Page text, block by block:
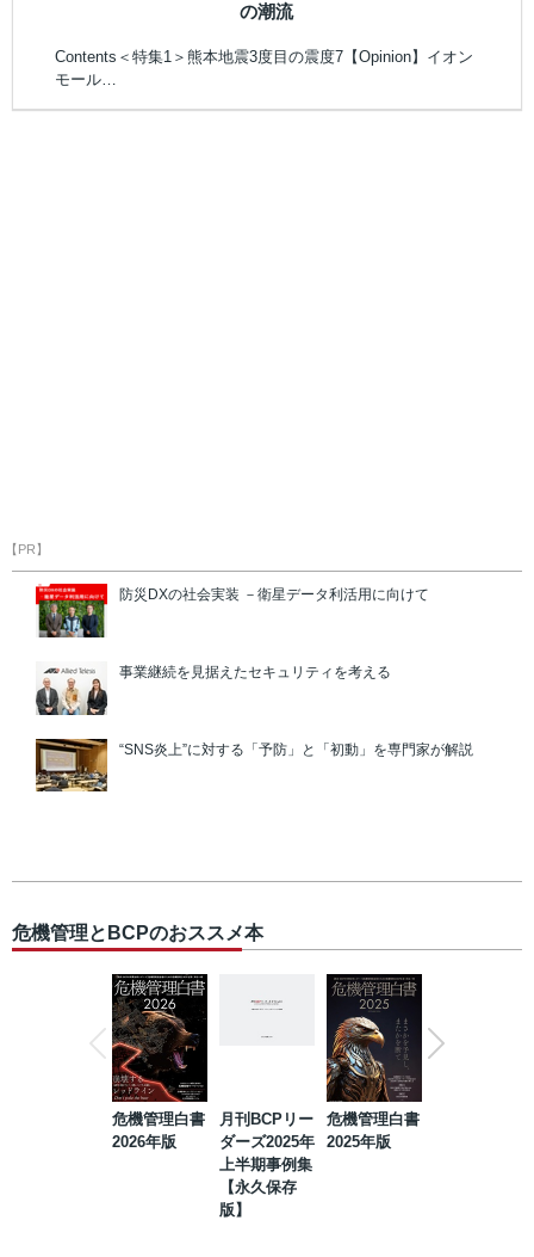
の潮流
Contents＜特集1＞熊本地震3度目の震度7【Opinion】イオン
モール…
【PR】
防災DXの社会実装 －衛星データ利活用に向けて
事業継続を見据えたセキュリティを考える
“SNS炎上”に対する「予防」と「初動」を専門家が解説
危機管理とBCPのおススメ本
危機管理白書
2026年版
月刊BCPリー
ダーズ2025年
上半期事例集
【永久保存
版】
危機管理白書
2025年版